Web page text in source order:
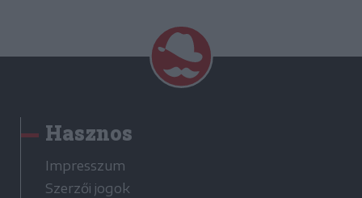
Hasznos
Impresszum
Szerzői jogok